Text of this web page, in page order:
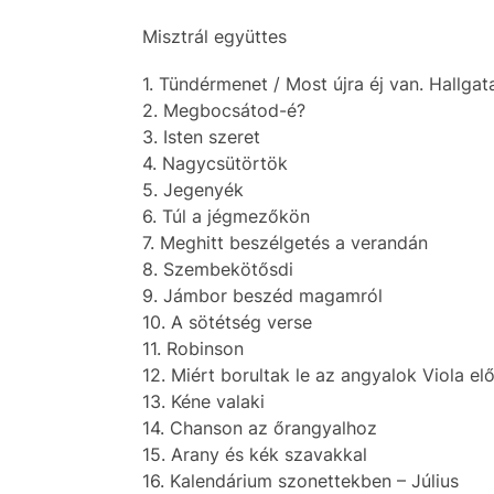
Misztrál együttes
1. Tündérmenet / Most újra éj van.
2. Megbocsátod-é?
3. Isten szeret
4. Nagycsütörtök
5. Jegenyék
6. Túl a jégmezőkön
7. Meghitt beszélgetés a verandán
8. Szembekötősdi
9. Jámbor beszéd magamról
10. A sötétség verse
11. Robinson
12. Miért borultak le az angyalok Viola
13. Kéne valaki
14. Chanson az őrangyalhoz
15. Arany és kék szavakkal
16. Kalendárium szonettekben – Július